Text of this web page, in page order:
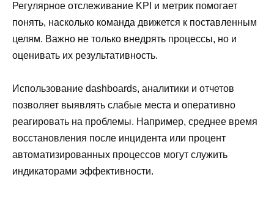
Регулярное отслеживание KPI и метрик помогает
понять, насколько команда движется к поставленным
целям. Важно не только внедрять процессы, но и
оценивать их результативность.
Использование dashboards, аналитики и отчетов
позволяет выявлять слабые места и оперативно
реагировать на проблемы. Например, среднее время
восстановления после инцидента или процент
автоматизированных процессов могут служить
индикаторами эффективности.